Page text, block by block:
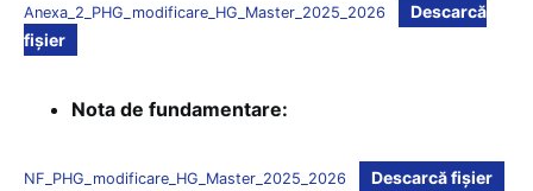
Anexa_2_PHG_modificare_HG_Master_2025_2026
Descarcă
fișier
Nota de fundamentare:
NF_PHG_modificare_HG_Master_2025_2026 Descarcă fișier